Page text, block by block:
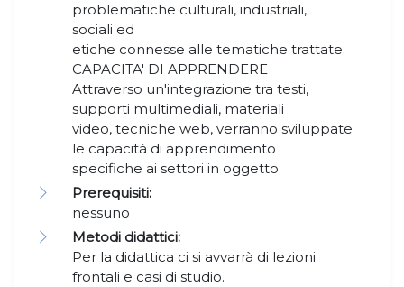
problematiche culturali, industriali,
sociali ed
etiche connesse alle tematiche trattate.
CAPACITA' DI APPRENDERE
Attraverso un'integrazione tra testi,
supporti multimediali, materiali
video, tecniche web, verranno sviluppate
le capacità di apprendimento
specifiche ai settori in oggetto
Prerequisiti:
nessuno
Metodi didattici:
Per la didattica ci si avvarrà di lezioni
frontali e casi di studio.